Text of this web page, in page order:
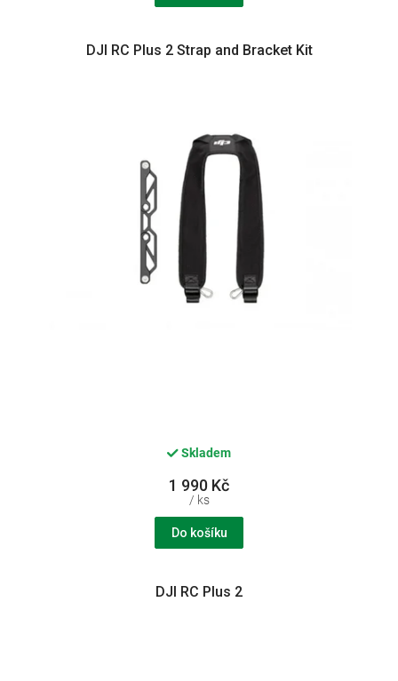
DJI RC Plus 2 Strap and Bracket Kit
Skladem
1 990 Kč
/ ks
Do košíku
DJI RC Plus 2